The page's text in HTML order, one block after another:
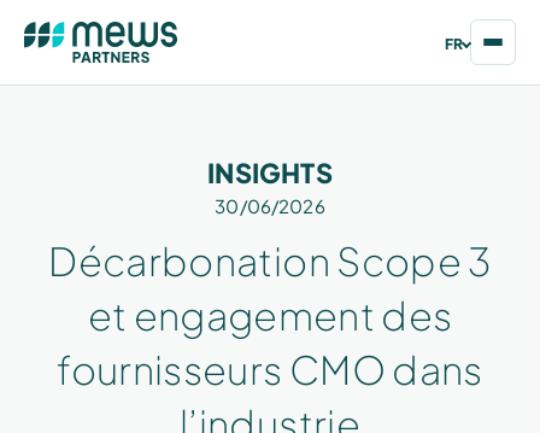
FR
INSIGHTS
30/06/2026
Décarbonation Scope 3
et engagement des
fournisseurs CMO dans
l’industrie